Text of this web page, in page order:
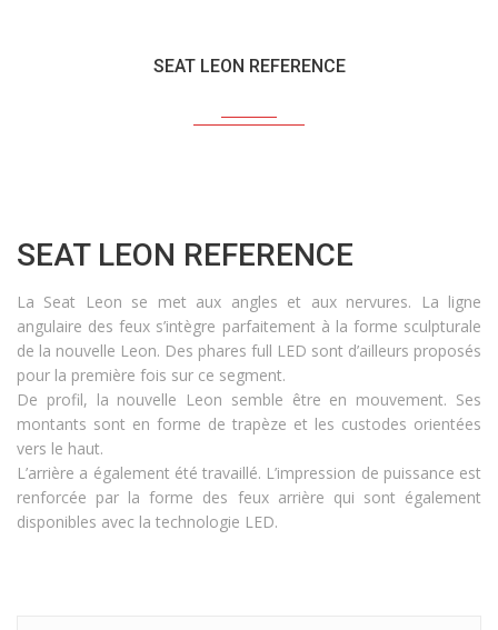
SEAT LEON REFERENCE
SEAT LEON REFERENCE
La Seat Leon se met aux angles et aux nervures. La ligne
angulaire des feux s’intègre parfaitement à la forme sculpturale
de la nouvelle Leon. Des phares full LED sont d’ailleurs proposés
pour la première fois sur ce segment.
De profil, la nouvelle Leon semble être en mouvement. Ses
montants sont en forme de trapèze et les custodes orientées
vers le haut.
L’arrière a également été travaillé. L’impression de puissance est
renforcée par la forme des feux arrière qui sont également
disponibles avec la technologie LED.